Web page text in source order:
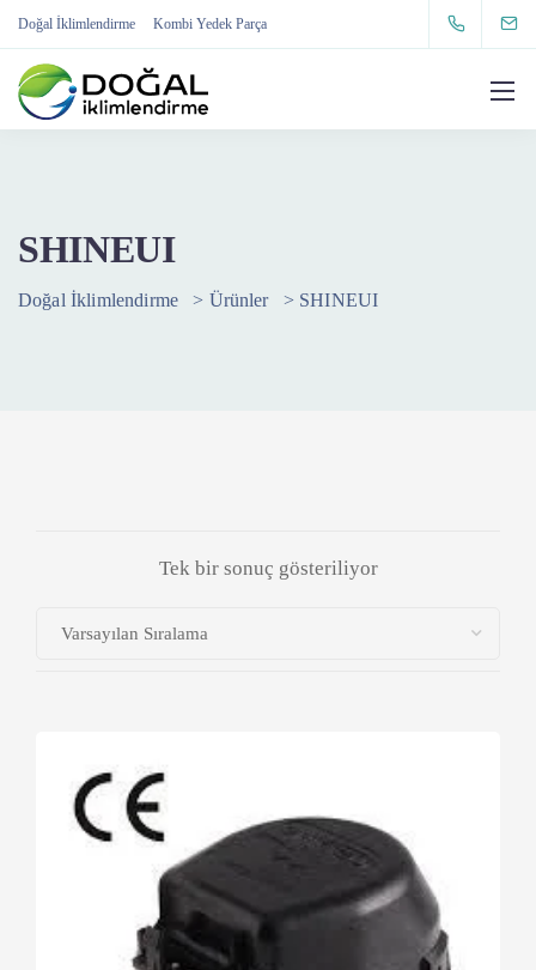
Doğal İklimlendirme Kombi Yedek Parça
SHINEUI
Doğal İklimlendirme > Ürünler > SHINEUI
Tek bir sonuç gösteriliyor